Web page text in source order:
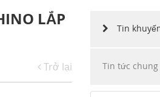
LẮP
Trở lại
Tin
Tin tức chung